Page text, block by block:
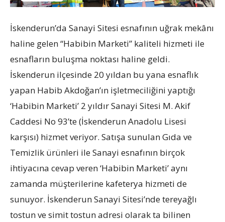
İskenderun’da Sanayi Sitesi esnafının uğrak mekânı
haline gelen “Habibin Marketi” kaliteli hizmeti ile
esnafların buluşma noktası haline geldi.
İskenderun ilçesinde 20 yıldan bu yana esnaflık
yapan Habib Akdoğan’ın işletmeciliğini yaptığı
‘Habibin Marketi’ 2 yıldır Sanayi Sitesi M. Akif
Caddesi No 93’te (İskenderun Anadolu Lisesi
karşısı) hizmet veriyor. Satışa sunulan Gıda ve
Temizlik ürünleri ile Sanayi esnafının birçok
ihtiyacına cevap veren ‘Habibin Marketi’ aynı
zamanda müşterilerine kafeterya hizmeti de
sunuyor. İskenderun Sanayi Sitesi’nde tereyağlı
tostun ve simit tostun adresi olarak ta bilinen